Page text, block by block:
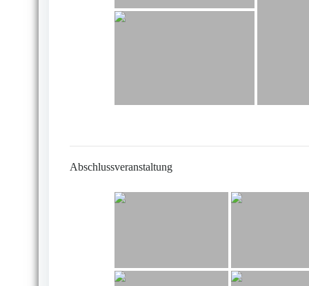
Abschlussveranstaltung